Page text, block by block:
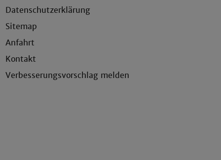
Datenschutzerklärung
Sitemap
Anfahrt
Kontakt
Verbesserungsvorschlag melden